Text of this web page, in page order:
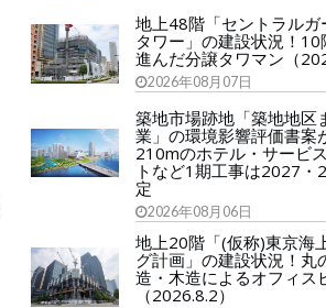
地上48階「セントラルガ
タワー」の建設状況！
進んだ分譲タワマン（
2026年08月07日
築地市場跡地「築地地区
業」の環境影響評価書案
210mのホテル・サービ
トなど1期工事は2027・
定
2026年08月06日
地上20階「(仮称)東京海
グ計画」の建設状況！丸
造・木造によるオフィス
（2026.8.2）